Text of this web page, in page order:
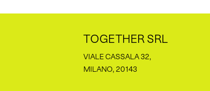
TOGETHER SRL
VIALE CASSALA 32,
MILANO, 20143